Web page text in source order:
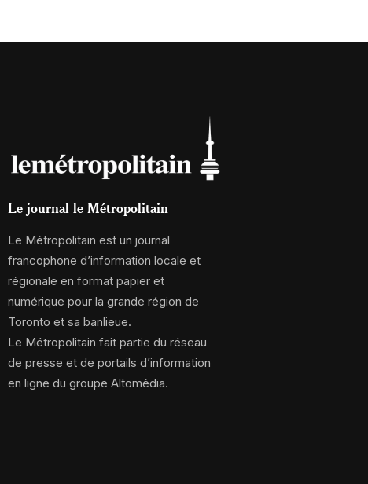
Le journal le Métropolitain
Le Métropolitain est un journal
francophone d’information locale et
régionale en format papier et
numérique pour la grande région de
Toronto et sa banlieue.
Le Métropolitain fait partie du réseau
de presse et de portails d’information
en ligne du groupe Altomédia.